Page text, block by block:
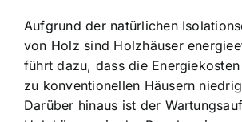
Aufgrund der natürlichen
von Holz sind Holzhäuser
führt dazu, dass die
zu konventionellen Häusern
Darüber hinaus ist der